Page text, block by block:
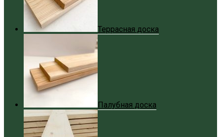
Террасная доска
Палубная доска